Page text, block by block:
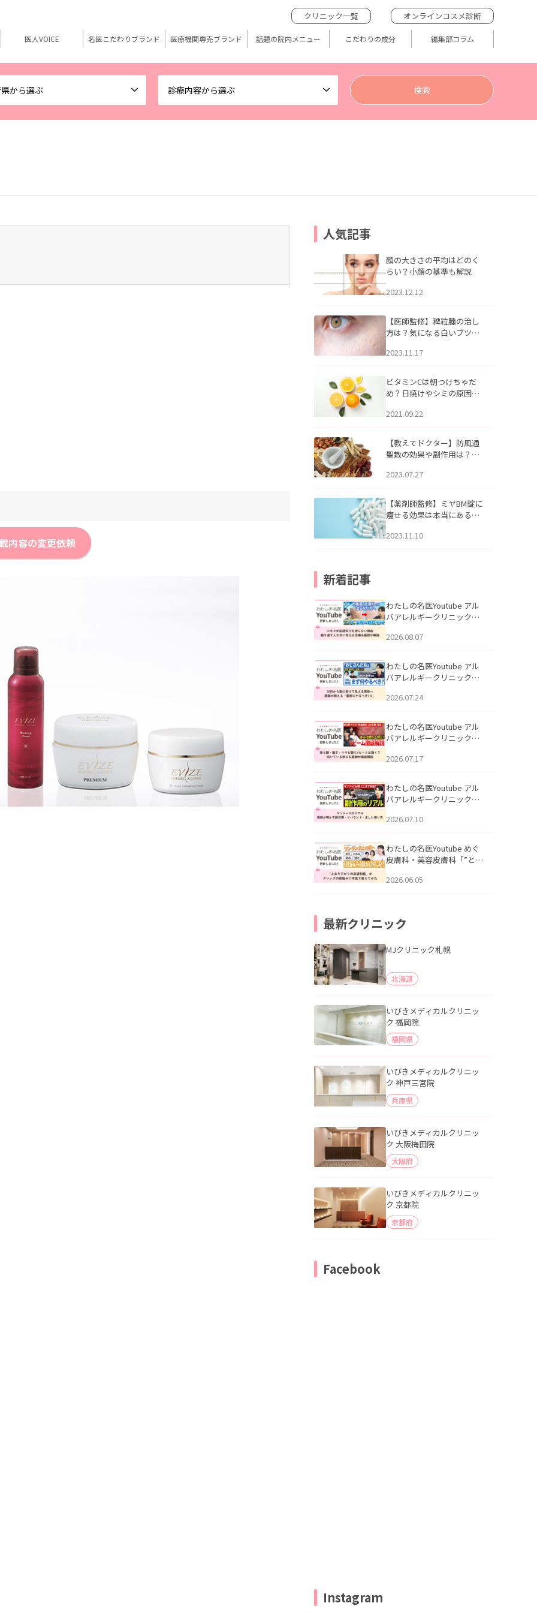
から選ぶ 診療内容から選ぶ
クリニック一覧 オンラインコスメ診断
医人VOICE 名医こだわりブランド 医療機関専売ブランド 話題の院内メニュー こだわりの成分 編集部コラム
内容の変更依頼
人気記事
顔の大きさの平均はどのく
らい？小顔の基準も解説
2023.12.12
【医師監修】稗粒腫の治し
方は？気になる白いブツブ
アについて
2023.11.17
ビタミンCは朝つけちゃだ
め？日焼けやシミの原因に
2021.09.22
【教えてドクター】防風通
聖散の効果や副作用は？長
2023.07.27
【薬剤師監修】ミヤBM錠に
痩せる効果は本当にある
2023.11.10
新着記事
わたしの名医Youtube アル
バアレルギークリニック札
らない理由｜繰り返す人が
説」を公開いたしました。
2026.08.07
わたしの名医Youtube アル
バアレルギークリニック札
える男性へ｜医師が教える
公開いたしました。
2026.07.24
わたしの名医Youtube アル
バアレルギークリニック札
跡にVビームは効く？向いて
説」を公開いたしました。
2026.07.17
わたしの名医Youtube アル
バアレルギークリニック札
医師が明かす副作用・リバ
公開いたしました。
2026.07.10
わたしの名医Youtube めぐ
皮膚科・美容皮膚科「”とお
ッズの肌悩みに本気で答え
2026.06.05
最新クリニック
MJクリニック札幌
北海道
いびきメディカルクリニッ
ク 福岡院
福岡県
いびきメディカルクリニッ
ク 神戸三宮院
兵庫県
いびきメディカルクリニッ
ク 大阪梅田院
大阪府
いびきメディカルクリニッ
ク 京都院
京都府
Facebook
Instagram